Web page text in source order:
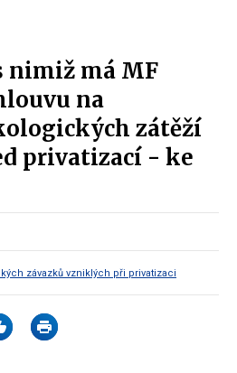
nimiž má MF
na
zátěží
privatizací - ke
závazků vzniklých při privatizaci